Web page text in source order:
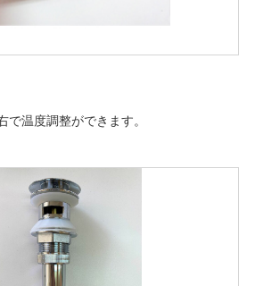
で温度調整ができます。